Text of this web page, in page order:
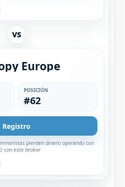
VS
Europe
POSICIÓN
#62
Registro
pierden dinero operando con
con este broker